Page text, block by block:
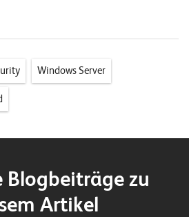
2
L
c
h
Windows Server
Blogbeiträge zu
Artikel